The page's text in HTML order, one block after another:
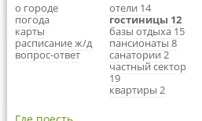
о городе
погода
карты
расписание ж/д
вопрос-ответ
отели 14
гостиницы 12
базы отдыха 15
пансионаты 8
санатории 2
частный сектор
19
квартиры 2